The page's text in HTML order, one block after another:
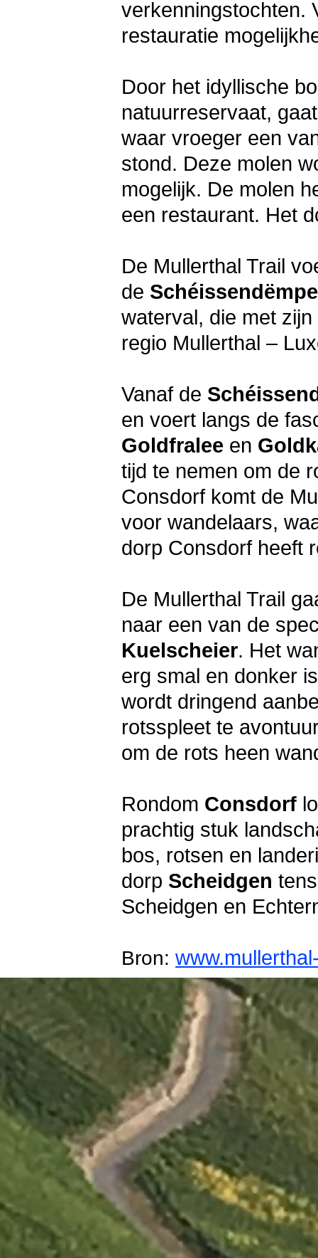
verkenningstochten.
restauratie
Door het idyllische
natuurreservaat,
waar vroeger een
stond. Deze molen
mogelijk. De molen
een restaurant. Het
De Mullerthal Trail
de
waterval, die met
regio Mullerthal –
Vanaf de
en voert langs de
Goldfralee en
tijd te nemen om de
Consdorf komt de
voor wandelaars,
dorp Consdorf heeft
De Mullerthal Trail
naar een van de
Kuelscheier. Het
erg smal en donker
wordt dringend
rotsspleet te
om de rots heen
Rondom Consdorf
prachtig stuk
bos, rotsen en
dorp Scheidgen
Scheidgen en
Bron:
Terug naar de inhoud